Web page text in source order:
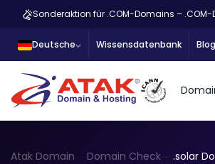
Sonderaktion für .COM-Domains –
Deutsche Wissensdatenbank Blog
Atak Domain Domain Check .solar